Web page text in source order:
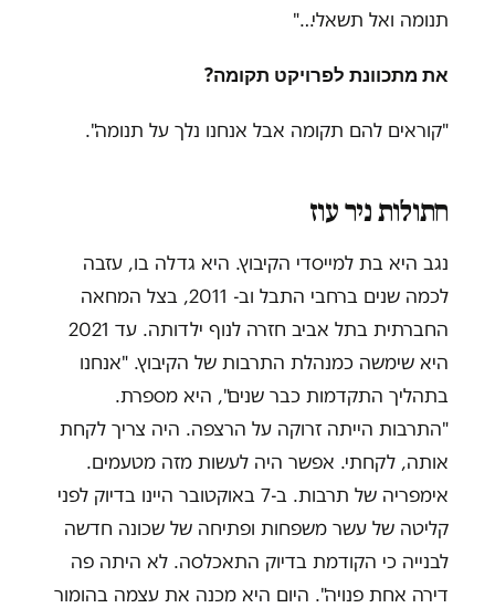
תנומה ואל תשאלי…"
את מתכוונת לפרויקט תקומה?
"קוראים להם תקומה אבל אנחנו נלך על תנומה".
חתולות ניר עוז
נגב היא בת למייסדי הקיבוץ. היא גדלה בו, עזבה
לכמה שנים ברחבי התבל וב- 2011, בצל המחאה
החברתית בתל אביב חזרה לנוף ילדותה. עד 2021
היא שימשה כמנהלת התרבות של הקיבוץ. "אנחנו
בתהליך התקדמות כבר שנים", היא מספרת.
"התרבות הייתה זרוקה על הרצפה. היה צריך לקחת
אותה, לקחתי. אפשר היה לעשות מזה מטעמים.
אימפריה של תרבות. ב-7 באוקטובר היינו בדיוק לפני
קליטה של עשר משפחות ופתיחה של שכונה חדשה
לבנייה כי הקודמת בדיוק התאכלסה. לא היתה פה
דירה אחת פנויה". היום היא מכנה את עצמה בהומור